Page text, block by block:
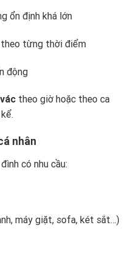
ổn định khá lớn
theo từng thời điểm
động
theo giờ hoặc theo ca
nhân
có nhu cầu:
máy giặt, sofa, két sắt…)